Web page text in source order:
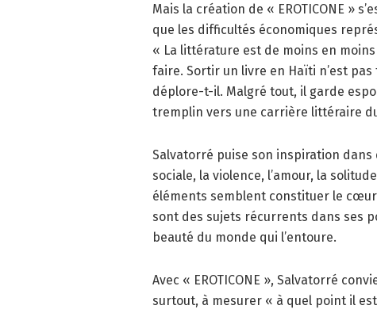
Mais la création de « EROTICONE »
que les difficultés économiques
« La littérature est de moins en
faire. Sortir un livre en Haïti n’est
déplore-t-il. Malgré tout, il garde
tremplin vers une carrière littéraire
Salvatorré puise son inspiration dans
sociale, la violence, l’amour, la
éléments semblent constituer le
sont des sujets récurrents dans ses
beauté du monde qui l’entoure.
Avec « EROTICONE », Salvatorré
surtout, à mesurer « à quel point il